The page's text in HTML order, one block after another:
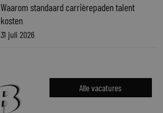
Waarom standaard carrièrepaden talent
kosten
31 juli 2026
Alle vacatures